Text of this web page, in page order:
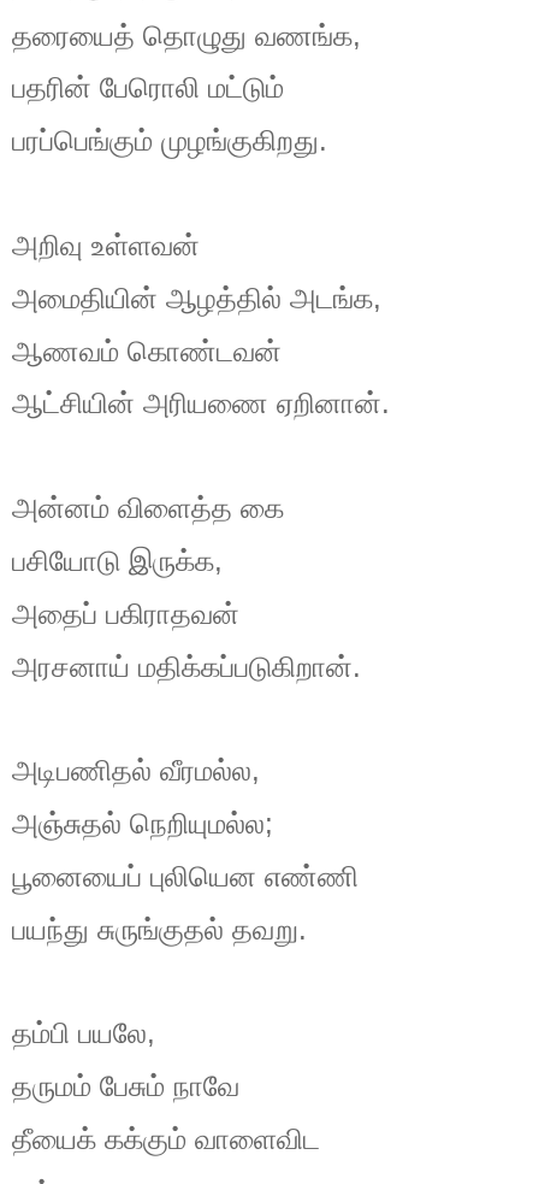
தரையைத் தொழுது வணங்க,
பதரின் பேரொலி மட்டும்
பரப்பெங்கும் முழங்குகிறது.
அறிவு உள்ளவன்
அமைதியின் ஆழத்தில் அடங்க,
ஆணவம் கொண்டவன்
ஆட்சியின் அரியணை ஏறினான்.
அன்னம் விளைத்த கை
பசியோடு இருக்க,
அதைப் பகிராதவன்
அரசனாய் மதிக்கப்படுகிறான்.
அடிபணிதல் வீரமல்ல,
அஞ்சுதல் நெறியுமல்ல;
பூனையைப் புலியென எண்ணி
பயந்து சுருங்குதல் தவறு.
தம்பி பயலே,
தருமம் பேசும் நாவே
தீயைக் கக்கும் வாளைவிட